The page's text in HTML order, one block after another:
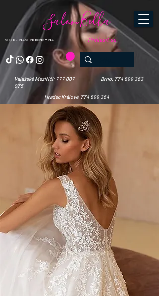
SLEDUJ NAŠE NOVINKY NA
Salon Bella
Valašské Meziříčí: 777 007
075
Brno: 774 899 363
Hradec Králové: 774 899 364
Přihlásit se